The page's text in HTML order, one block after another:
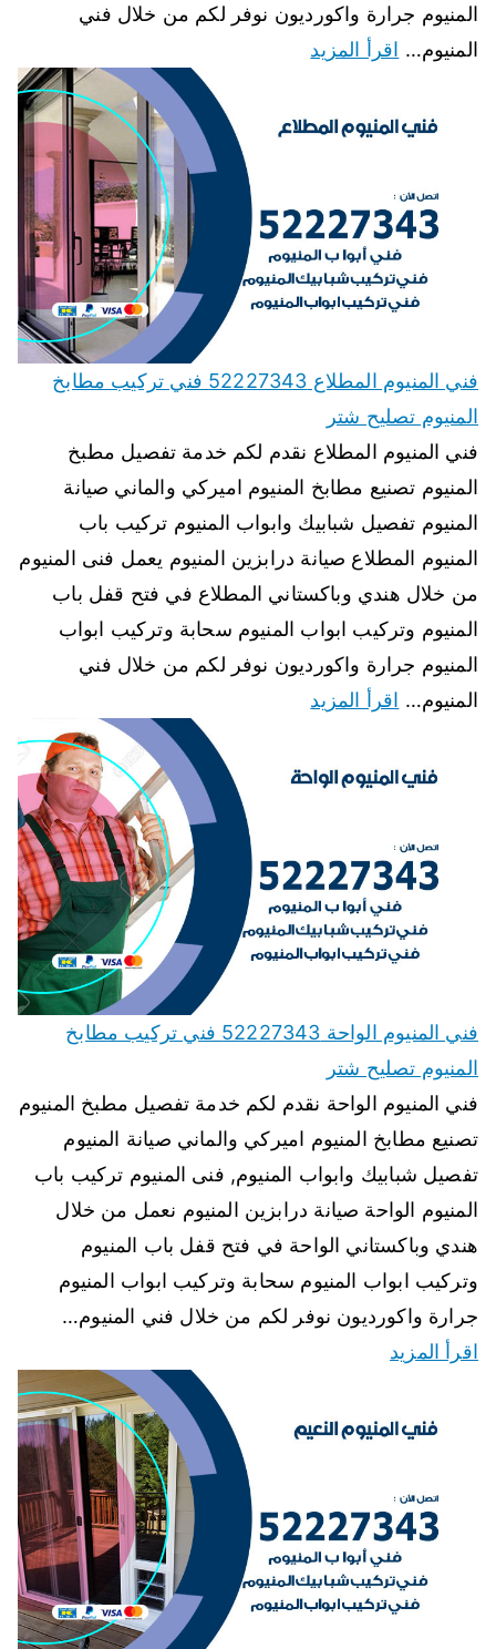
المنيوم جرارة واكورديون نوفر لكم من خلال فني
المنيوم… اقرأ المزيد
فني المنيوم المطلاع 52227343 فني تركيب مطابخ
المنيوم تصليح شتر
فني المنيوم المطلاع نقدم لكم خدمة تفصيل مطبخ
المنيوم تصنيع مطابخ المنيوم اميركي والماني صيانة
المنيوم تفصيل شبابيك وابواب المنيوم تركيب باب
المنيوم المطلاع صيانة درابزين المنيوم يعمل فنى المنيوم
من خلال هندي وباكستاني المطلاع في فتح قفل باب
المنيوم وتركيب ابواب المنيوم سحابة وتركيب ابواب
المنيوم جرارة واكورديون نوفر لكم من خلال فني
المنيوم… اقرأ المزيد
فني المنيوم الواحة 52227343 فني تركيب مطابخ
المنيوم تصليح شتر
فني المنيوم الواحة نقدم لكم خدمة تفصيل مطبخ المنيوم
تصنيع مطابخ المنيوم اميركي والماني صيانة المنيوم
تفصيل شبابيك وابواب المنيوم, فنى المنيوم تركيب باب
المنيوم الواحة صيانة درابزين المنيوم نعمل من خلال
هندي وباكستاني الواحة في فتح قفل باب المنيوم
وتركيب ابواب المنيوم سحابة وتركيب ابواب المنيوم
جرارة واكورديون نوفر لكم من خلال فني المنيوم…
اقرأ المزيد